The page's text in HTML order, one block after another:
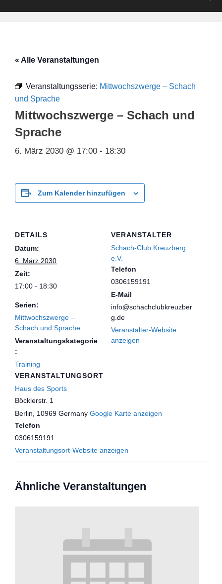
« Alle Veranstaltungen
Veranstaltungsserie: Mittwochszwerge – Schach
und Sprache
Mittwochszwerge – Schach und
Sprache
6. März 2030 @ 17:00 - 18:30
Zum Kalender hinzufügen
DETAILS
Datum:
6. März 2030
Zeit:
17:00 - 18:30
Serien:
Mittwochszwerge –
Schach und Sprache
Veranstaltungskategorie
:
Training
VERANSTALTUNGSORT
Haus des Sports
Böcklerstr. 1
Berlin
10969 Germany Google Karte anzeigen
Telefon
0306159191
Veranstaltungsort-Website anzeigen
VERANSTALTER
Schach-Club Kreuzberg
e.V.
Telefon
0306159191
E-Mail
info@schachclubkreuzber
g.de
Veranstalter-Website
anzeigen
Ähnliche Veranstaltungen